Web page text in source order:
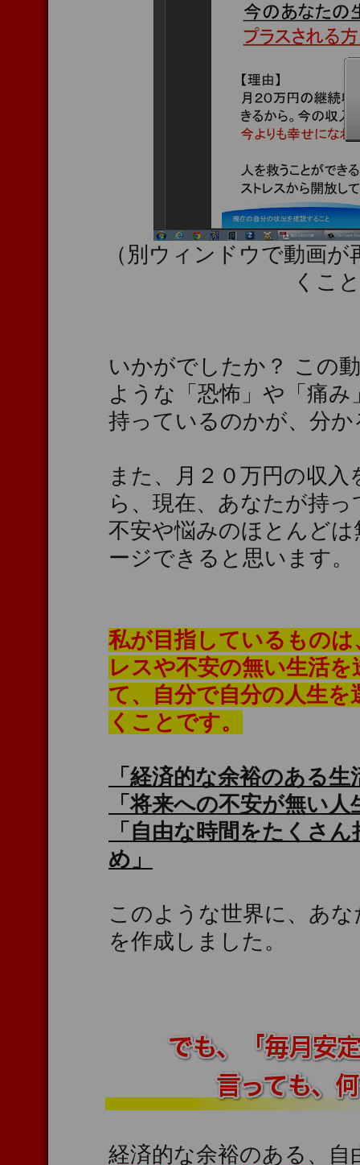
（別ウィンドウで動画
くこ
いかがでしたか？ この
ような「恐怖」や「痛み
持っているのかが、分
また、月２０万円の収
ら、現在、あなたが持っ
不安や悩みのほとんど
ージできると思います。
私が目指しているもの
レスや不安の無い生活
て、自分で自分の人生
くことです。
「経済的な余裕のある
「将来への不安が無い
「自由な時間をたくさ
め」
このような世界に、あ
を作成しました。
経済的な余裕のある、